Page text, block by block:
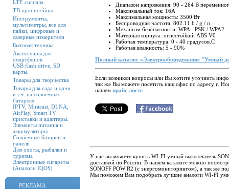
LTE сигнала
ТВ-кронштейны
Инструменты,
мультиметры, все для
пайки, цифровые и
лазерные измерители
Бытовая техника
Аксессуары для
смартфонов
USB flash drive, SD
карты.
Товары для творчества
Товары для сада и дачи
в т.ч. на солнечных
батареях
IPTV, Miracast, DLNA,
AirPlay, Smart TV
приставки и адаптеры.
Элементы питания и
аккумуляторы
Солнечные батареи и
панели
Для охоты, рыбалки и
туризма
Электронные сигареты
(Аналоги IQOS)
РЕКЛАМА
Диапазон напряжения: 90 - 264 В
Максимальный ток: 16A
Максимальная мощность: 3500 Вт
Беспроводная частота: 802.11 b / g / n
Механизм безопасности: WPA - PSK / WPA2 -
Материал корпуса: огнестойкий ABS V0
Рабочая температура: 0 - 40 градусов.C
Рабочая влажность: 5 - 90%
Полный каталог «Электрооборудование "Умный
Если возникли вопросы или Вы хотите уточнить
так же Вы можете посетить наш офис по адресу г.
нашем прайс листе
У нас вы можете купить WI-FI умный выключатель
доставкой по России. В нашем каталоге можно
SONOFF POW R2 (с энергомониторингом), а так же
Мы поможем Вам подобрать лучшие аналоги WI-FI